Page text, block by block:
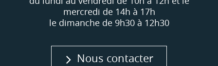
mercredi de 14h à 17h
le dimanche de 9h30 à 12h30
Nous contacter